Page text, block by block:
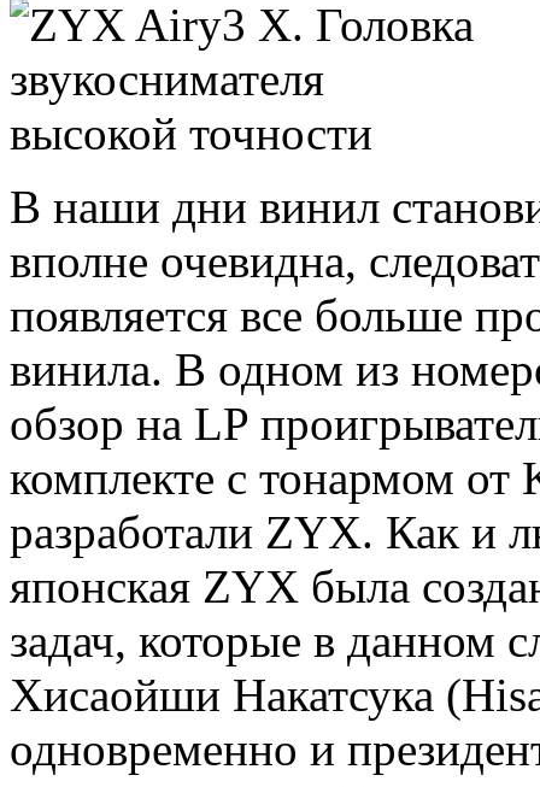
В наши дни винил
вполне очевидна,
появляется все больше
винила. В одном из
обзор на LP
комплекте с тонармом от
разработали ZYX. Как и
японская ZYX была
задач, которые в данном
Хисаойши Накатсука
одновременно и